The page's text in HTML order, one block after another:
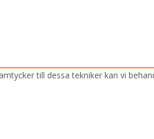
till dessa tekniker kan vi